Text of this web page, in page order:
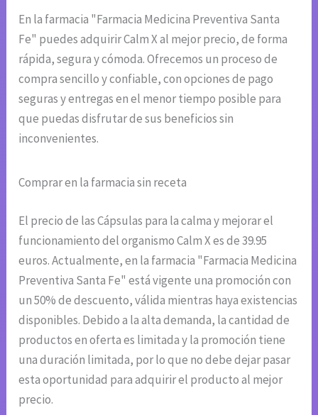
En la farmacia "Farmacia Medicina Preventiva Santa
Fe" puedes adquirir Calm X al mejor precio, de forma
rápida, segura y cómoda. Ofrecemos un proceso de
compra sencillo y confiable, con opciones de pago
seguras y entregas en el menor tiempo posible para
que puedas disfrutar de sus beneficios sin
inconvenientes.
Comprar en la farmacia sin receta
El precio de las Cápsulas para la calma y mejorar el
funcionamiento del organismo Calm X es de 39.95
euros. Actualmente, en la farmacia "Farmacia Medicina
Preventiva Santa Fe" está vigente una promoción con
un 50% de descuento, válida mientras haya existencias
disponibles. Debido a la alta demanda, la cantidad de
productos en oferta es limitada y la promoción tiene
una duración limitada, por lo que no debe dejar pasar
esta oportunidad para adquirir el producto al mejor
precio.